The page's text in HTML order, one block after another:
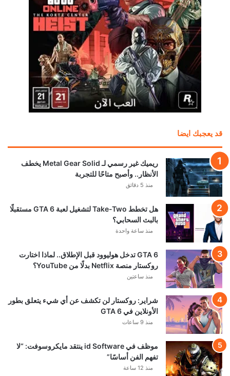
قد يعجبك ايضا
ريميك غير رسمي لـ Metal Gear Solid يخطف
الأنظار.. وأصبح متاحًا للتجربة
منذ 5 دقائق
هل تخطط Take-Two لتشغيل لعبة GTA 6 مستقبلًا
بالبث السحابي؟
منذ ساعة واحدة
GTA 6 تدخل هوليوود قبل الإطلاق.. لماذا اختارت
روكستار منصة Netflix بدلًا من YouTube؟
منذ ساعتين
شراير: روكستار لن تكشف عن أي شيء يتعلق بطور
الأونلاين في GTA 6
منذ 9 ساعات
موظف في id Software ينتقد مايكروسوفت: “لا
تفهم الفن أساسًا”
منذ 12 ساعة